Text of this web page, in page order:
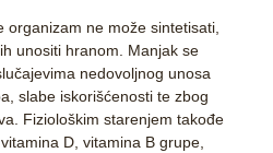
organizam ne može sintetisati,
unositi hranom. Manjak se
nedovoljnog unosa
slabe iskorišćenosti te zbog
Fiziološkim starenjem takođe
D, vitamina B grupe,